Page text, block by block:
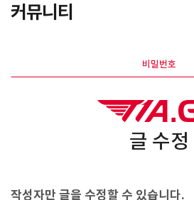
커뮤니티
비밀번호
글 수정
작성자만 글을 수정할 수 있습니다.